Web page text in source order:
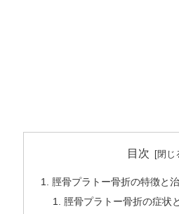
目次
脛骨プラトー骨折の特徴と
脛骨プラトー骨折の症状